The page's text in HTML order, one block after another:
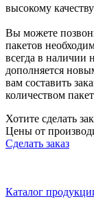
высокому
Вы можете
пакетов
всегда в наличии
дополняется
вам составить
количеством
Хотите сделать
Цены от
Сделать заказ
Каталог